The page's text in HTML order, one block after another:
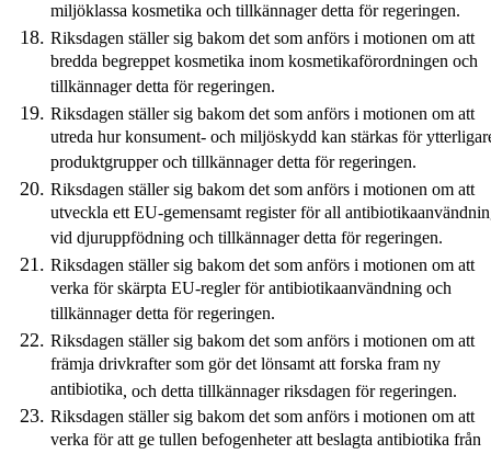
miljöklassa kosmetika och tillkännager detta för regeringen.
Riksdagen ställer sig bakom det som anförs i motionen om att
bredda begreppet kosmetika inom kosmetikaförordningen och
tillkännager detta för regeringen.
Riksdagen ställer sig bakom det som anförs i motionen om att
utreda hur konsument- och miljöskydd kan stärkas för
produktgrupper och tillkännager detta för regeringen.
Riksdagen ställer sig bakom det som anförs i motionen om att
utveckla ett EU-gemensamt register för all
vid djuruppfödning och tillkännager detta för regeringen.
Riksdagen ställer sig bakom det som anförs i motionen om att
verka för skärpta EU-regler för antibiotikaanvändning och
tillkännager detta för regeringen.
Riksdagen ställer sig bakom det som anförs i motionen om att
främja drivkrafter som gör det lönsamt att forska fram ny
antibiotika, och detta tillkännagerriksdagen för regeringen.
Riksdagen ställer sig bakom det som anförs i motionen om att
verka för att ge tullen befogenheter att beslagta antibiotika från